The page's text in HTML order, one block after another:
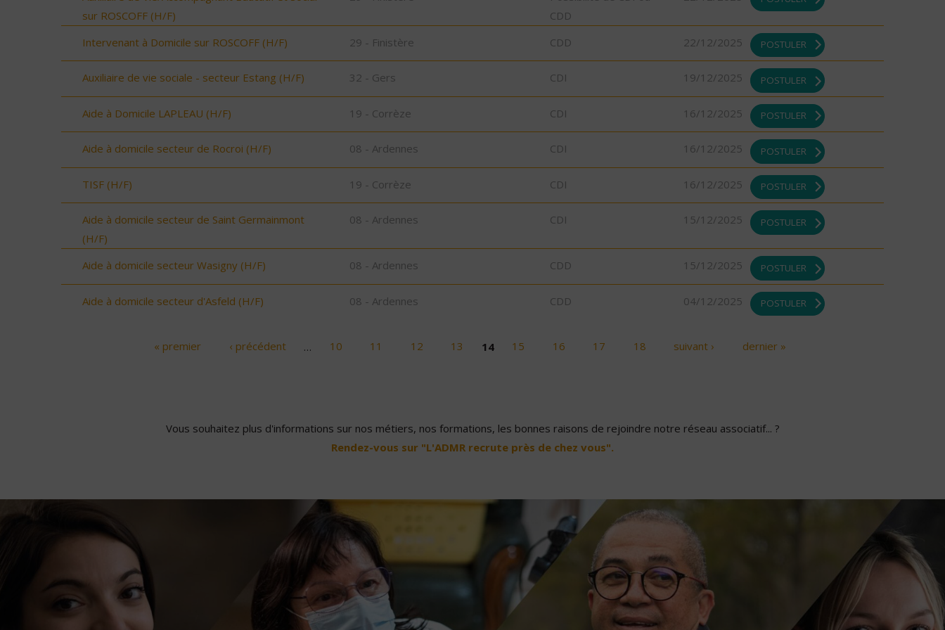
sur ROSCOFF (H/F)
CDD
Intervenant à Domicile sur ROSCOFF (H/F) 29 - Finistère CDD 22/12/2025 POSTULER
Auxiliaire de vie sociale - secteur Estang (H/F) 32 - Gers CDI 19/12/2025 POSTULER
Aide à Domicile LAPLEAU (H/F) 19 - Corrèze CDI 16/12/2025 POSTULER
Aide à domicile secteur de Rocroi (H/F) 08 - Ardennes CDI 16/12/2025 POSTULER
TISF (H/F) 19 - Corrèze CDI 16/12/2025 POSTULER
Aide à domicile secteur de Saint Germainmont
(H/F)
08 - Ardennes CDI 15/12/2025 POSTULER
Aide à domicile secteur Wasigny (H/F) 08 - Ardennes CDD 15/12/2025 POSTULER
Aide à domicile secteur d'Asfeld (H/F) 08 - Ardennes CDD 04/12/2025 POSTULER
« premier ‹ précédent … 10 11 12 13 14 15 16 17 18 suivant › dernier »
Vous souhaitez plus d'informations sur nos métiers, nos formations, les bonnes raisons de rejoindre notre réseau associatif... ?
Rendez-vous sur "L'ADMR recrute près de chez vous".